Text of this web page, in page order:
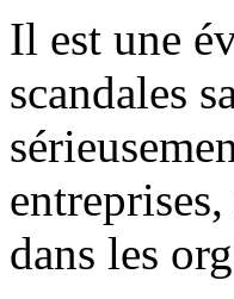
Il est une
scandales
dans les